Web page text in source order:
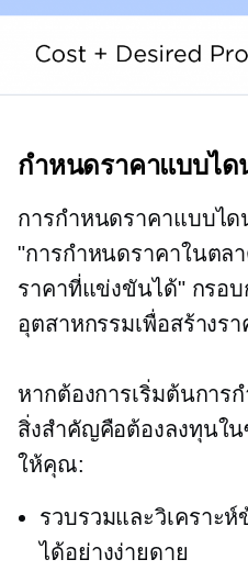
กำหนดราคาแบบได
การกำหนดราคาแบบได
"การกำหนดราคาในตล
ราคาที่แข่งขันได้" กรอ
อุตสาหกรรมเพื่อสร้างร
หากต้องการเริ่มต้นกา
สิ่งสำคัญคือต้องลงทุนใ
ให้คุณ:
รวบรวมและวิเคราะ
ได้อย่างง่ายดาย